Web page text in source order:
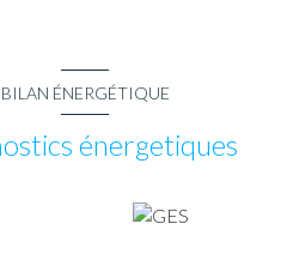
BILAN ÉNERGÉTIQUE
énergetiques